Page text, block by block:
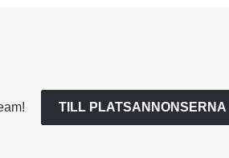
TILL PLATSANNONSERNA